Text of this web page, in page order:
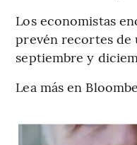
Los economistas
prevén recortes
septiembre y
Lea más en